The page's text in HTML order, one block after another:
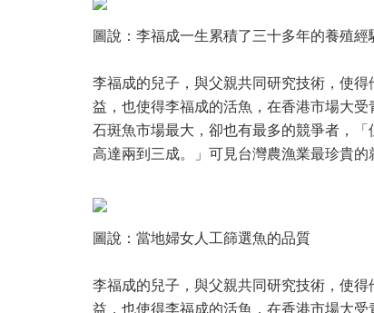
圖說：李福成一生累積了三十多年的養殖經
李福成的兒子，與父親共同研究技術，使
益，也使得李福成的活魚，在香港市場大
石斑魚市場最大，卻也有最多的競爭者，
高達兩到三成。」可見台灣農漁業最珍貴的
圖說：當地婦女人工篩選魚的品質
李福成的兒子，與父親共同研究技術，使
益，也使得李福成的活魚，在香港市場大